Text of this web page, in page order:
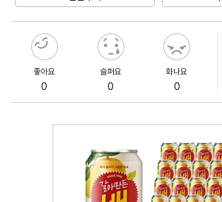
좋아요
0
슬퍼요
0
화나요
0